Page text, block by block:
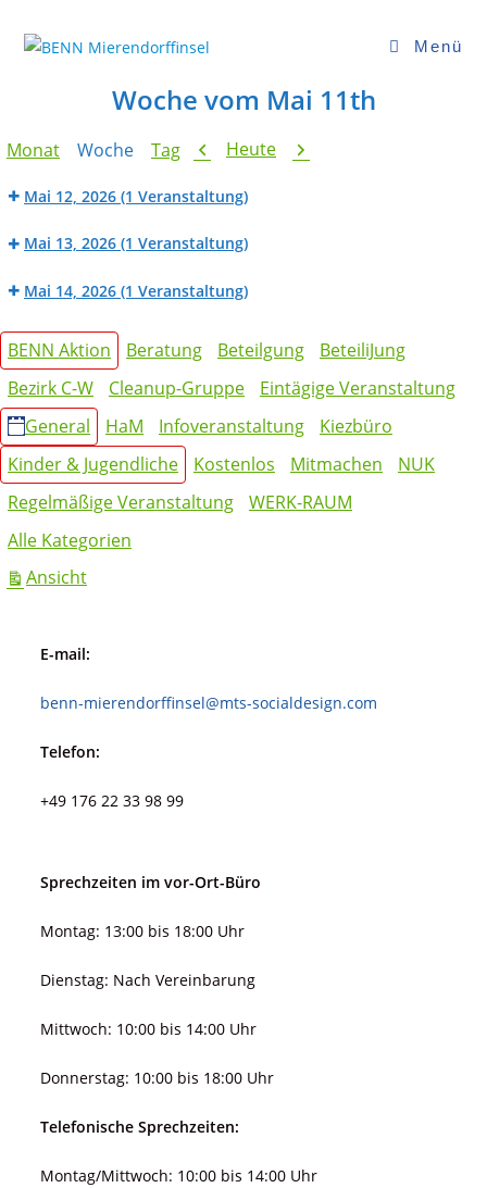
Inhalt
Menü
Woche vom Mai 11th
Monat Woche Tag Zurück
Heute Weiter
Mai 12, 2026 (1 Veranstaltung)
Werk_Raum:
Mai 13, 2026 (1 Veranstaltung)
Mai 14, 2026 (1 Veranstaltung)
Werk_Raum:
Nähwerkstatt
Kategorien
BENN Aktion Beratung Beteilgung
BeteiliJung
Bezirk C-W
Cleanup-Gruppe
Eintägige Veranstaltung
General
HaM Infoveranstaltung
Kiezbüro
Kinder & Jugendliche
Kostenlos Mitmachen
NUK
Regelmäßige Veranstaltung
WERK-RAUM
Alle Kategorien
Ansichtausdrucken
E-mail:
benn-mierendorffinsel@mts-socialdesign.com
Telefon:
+49 176 22 33 98 99
Sprechzeiten im vor-Ort-Büro
Montag: 13:00 bis 18:00 Uhr
Dienstag: Nach Vereinbarung
Mittwoch: 10:00 bis 14:00 Uhr
Donnerstag: 10:00 bis 18:00 Uhr
Telefonische Sprechzeiten:
Montag/Mittwoch: 10:00 bis 14:00 Uhr